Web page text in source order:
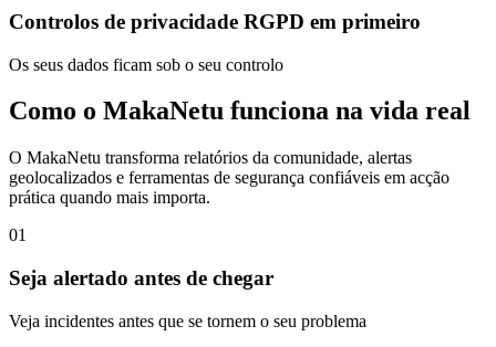
Controlos de privacidade RGPD em primeiro
Os seus dados ficam sob o seu controlo
Como o MakaNetu funciona na vida real
O MakaNetu transforma relatórios da comunidade, alertas
geolocalizados e ferramentas de segurança confiáveis em acção
prática quando mais importa.
01
Seja alertado antes de chegar
Veja incidentes antes que se tornem o seu problema